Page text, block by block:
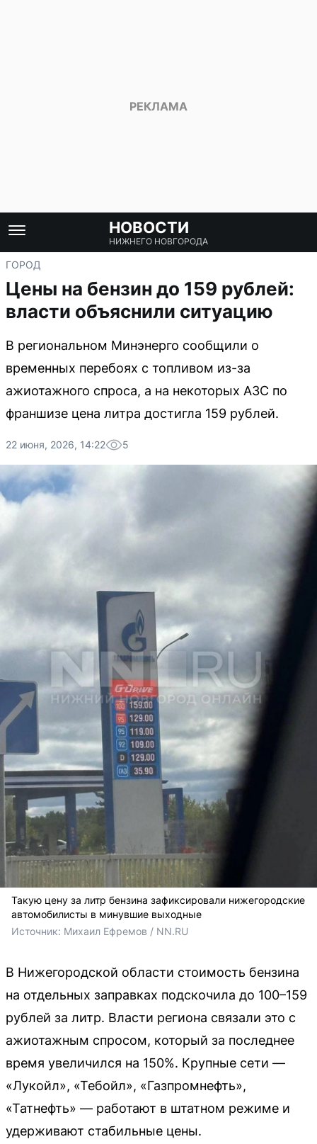
НОВОСТИ
НИЖНЕГО НОВГОРОДА
ГОРОД
Цены на бензин до 159 рублей:
власти объяснили ситуацию
В региональном Минэнерго сообщили о
временных перебоях с топливом из-за
ажиотажного спроса, а на некоторых АЗС по
франшизе цена литра достигла 159 рублей.
22 июня, 2026, 14:22 5
Такую цену за литр бензина зафиксировали нижегородские
автомобилисты в минувшие выходные
Источник: Михаил Ефремов / NN.RU
В Нижегородской области стоимость бензина
на отдельных заправках подскочила до 100–159
рублей за литр. Власти региона связали это с
ажиотажным спросом, который за последнее
время увеличился на 150%. Крупные сети —
«Лукойл», «Тебойл», «Газпромнефть»,
«Татнефть» — работают в штатном режиме и
удерживают стабильные цены.